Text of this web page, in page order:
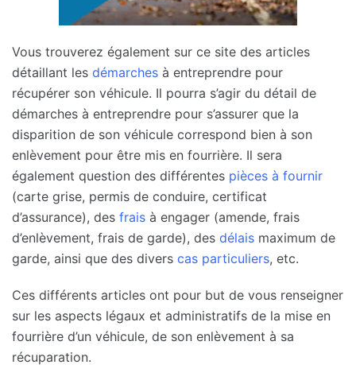
Vous trouverez également sur ce site des articles
détaillant les démarches à entreprendre pour
récupérer son véhicule. Il pourra s’agir du détail de
démarches à entreprendre pour s’assurer que la
disparition de son véhicule correspond bien à son
enlèvement pour être mis en fourrière. Il sera
également question des différentes pièces à fournir
(carte grise, permis de conduire, certificat
d’assurance), des frais à engager (amende, frais
d’enlèvement, frais de garde), des délais maximum de
garde, ainsi que des divers cas particuliers, etc.
Ces différents articles ont pour but de vous renseigner
sur les aspects légaux et administratifs de la mise en
fourrière d’un véhicule, de son enlèvement à sa
récuparation.